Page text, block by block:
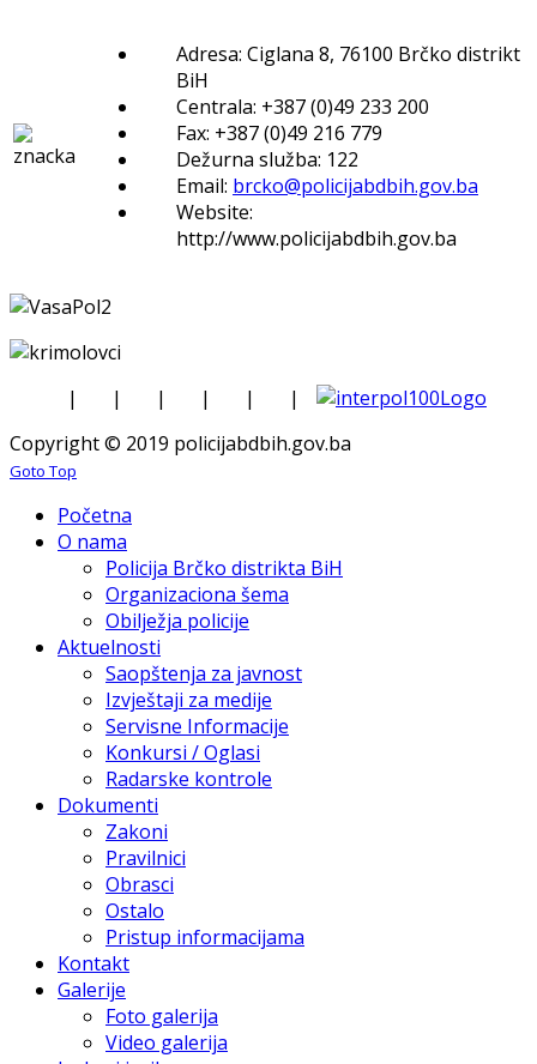
Adresa: Ciglana 8, 76100 Brčko distrikt
BiH
Centrala: +387 (0)49 233 200
Fax: +387 (0)49 216 779
Dežurna služba: 122
Email: brcko@policijabdbih.gov.ba
Website:
http://www.policijabdbih.gov.ba
| | | | |
|
Copyright © 2019 policijabdbih.gov.ba
Goto Top
Početna
O nama
Policija Brčko distrikta BiH
Organizaciona šema
Obilježja policije
Aktuelnosti
Saopštenja za javnost
Izvještaji za medije
Servisne Informacije
Konkursi / Oglasi
Radarske kontrole
Dokumenti
Zakoni
Pravilnici
Obrasci
Ostalo
Pristup informacijama
Kontakt
Galerije
Foto galerija
Video galerija